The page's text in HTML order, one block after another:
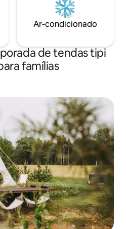
Ar-condicionado
de tendas tipi
famílias